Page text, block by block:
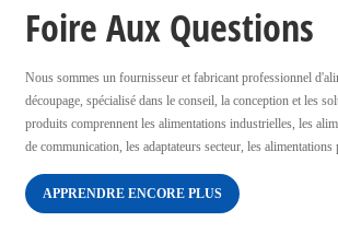
Foire Aux Questions
Nous sommes un fournisseur et fabricant professionnel
découpage, spécialisé dans le conseil, la conception et les
produits comprennent les alimentations industrielles, les
de communication, les adaptateurs secteur, les alimentations
APPRENDRE ENCORE PLUS